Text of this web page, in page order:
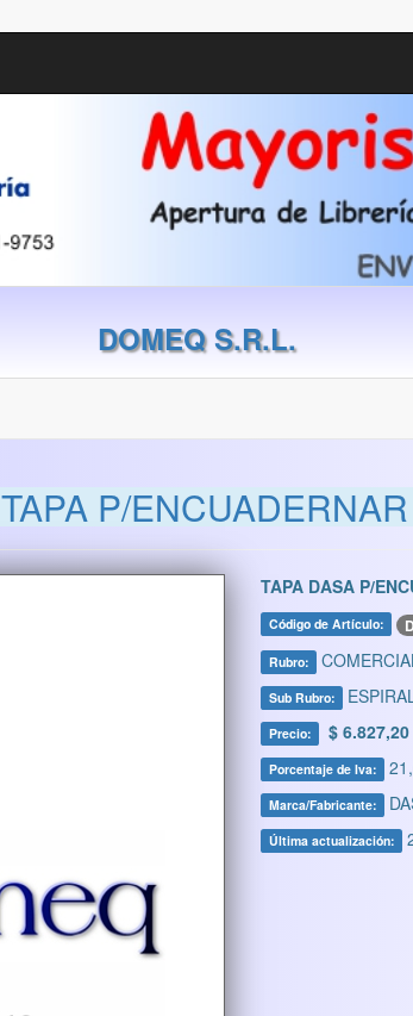
DOMEQ S.R.L.
TAPA P/
TAPA DASA P/
Código de Artículo:
Rubro:
Sub Rubro:
Precio: $ 6.827,20
Porcentaje de Iva:
Marca/Fabricante:
Última actualización: